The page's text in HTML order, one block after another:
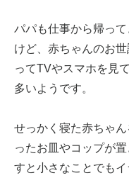
パパも仕事から帰っ
けど、赤ちゃんのお
ってTVやスマホを見
多いようです。
せっかく寝た赤ちゃ
ったお皿やコップが
すと小さなことでもイ